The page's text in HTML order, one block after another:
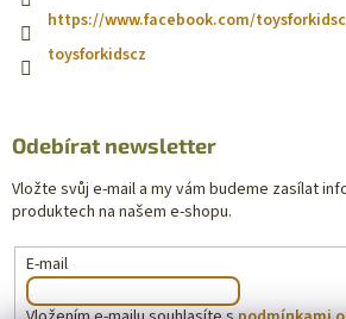
https://www.facebook.com/
toysforkidscz
Odebírat newsletter
Vložte svůj e-mail a my vám budeme zasílat
produktech na našem e-shopu.
E-mail